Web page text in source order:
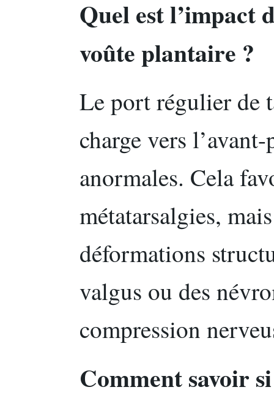
Quel est l’impact
voûte plantaire ?
Le port régulier de
charge vers
anormales. Cela
métatarsalgies,
déformations
valgus ou des
compression
Comment savoir